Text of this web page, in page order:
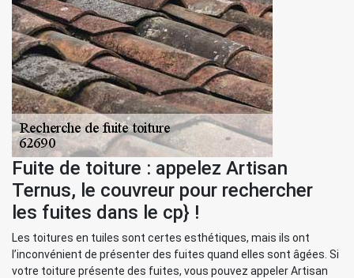
Fuite de toiture : appelez Artisan
Ternus, le couvreur pour rechercher
les fuites dans le cp} !
Les toitures en tuiles sont certes esthétiques, mais ils ont
l’inconvénient de présenter des fuites quand elles sont âgées. Si
votre toiture présente des fuites, vous pouvez appeler Artisan